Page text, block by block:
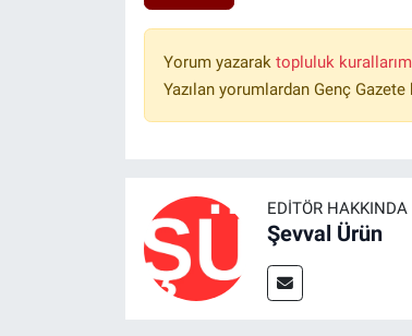
Yorum yazarak topluluk
Yazılan yorumlardan Genç
EDITÖR HAKKINDA
Şevval Ürün